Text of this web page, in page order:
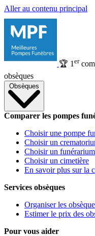
Aller au contenu principal
🏆 1 er
obsèques
Obsèques
Comparer les pompes
Choisir une pompe
Choisir un
Choisir un funérarium
Choisir un cimetière
En savoir plus sur la
Services obsèques
Organiser les
Estimer le prix des
Pour vous aider